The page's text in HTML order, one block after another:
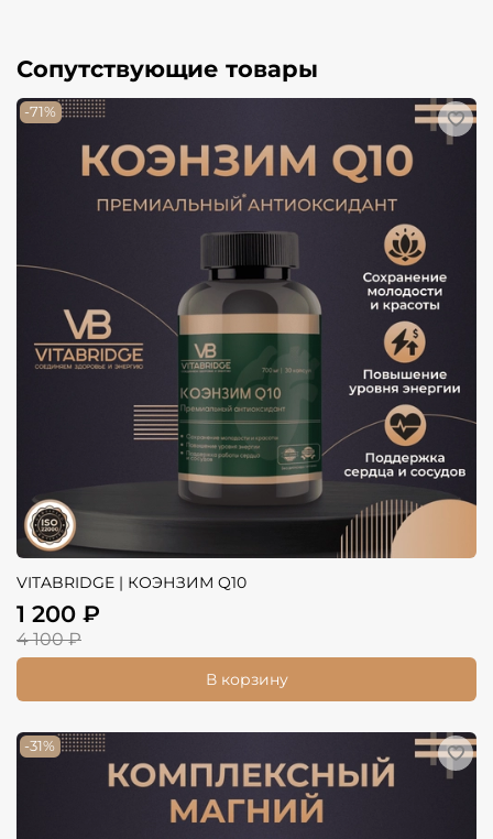
Сопутствующие товары
-71%
VITABRIDGE | КОЭНЗИМ Q10
1 200 ₽
4 100 ₽
В корзину
-31%